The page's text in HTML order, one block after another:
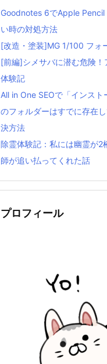
Goodnotes 6でApple Pencil
い時の対処方法
[改造・塗装]MG 1/100 フォ
[前編]シメサバに潜む危険！
体験記
All in One SEOで「インス
のフォルダーはすでに存在
決方法
除霊体験記：私には幽霊が2
師が追い払ってくれた話
プロフィール